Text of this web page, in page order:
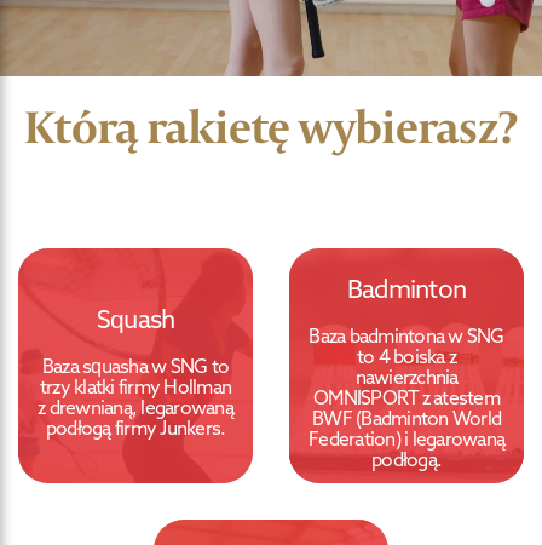
Którą rakietę wybierasz?
Squash
Baza squasha w SNG to
trzy klatki firmy Hollman
z drewnianą, legarowaną
podłogą firmy Junkers.
Badminton
Baza badmintona w SNG
to 4 boiska z
nawierzchnia
OMNISPORT z atestem
BWF (Badminton World
Federation) i legarowaną
podłogą.